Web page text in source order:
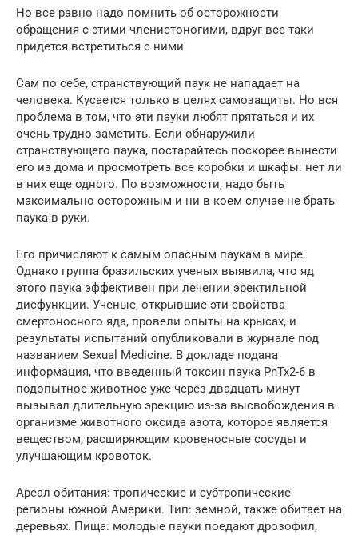
Но все равно надо помнить об осторожности
обращения с этими членистоногими, вдруг все-таки
придется встретиться с ними
Сам по себе, странствующий паук не нападает на
человека. Кусается только в целях самозащиты. Но вся
проблема в том, что эти пауки любят прятаться и их
очень трудно заметить. Если обнаружили
странствующего паука, постарайтесь поскорее вынести
его из дома и просмотреть все коробки и шкафы: нет ли
в них еще одного. По возможности, надо быть
максимально осторожным и ни в коем случае не брать
паука в руки.
Его причисляют к самым опасным паукам в мире.
Однако группа бразильских ученых выявила, что яд
этого паука эффективен при лечении эректильной
дисфункции. Ученые, открывшие эти свойства
смертоносного яда, провели опыты на крысах, и
результаты испытаний опубликовали в журнале под
названием Sexual Medicine. В докладе подана
информация, что введенный токсин паука PnTx2-6 в
подопытное животное уже через двадцать минут
вызывал длительную эрекцию из-за высвобождения в
организме животного оксида азота, которое является
веществом, расширяющим кровеносные сосуды и
улучшающим кровоток.
Ареал обитания: тропические и субтропические
регионы южной Америки. Тип: земной, также обитает на
деревьях. Пища: молодые пауки поедают дрозофил,